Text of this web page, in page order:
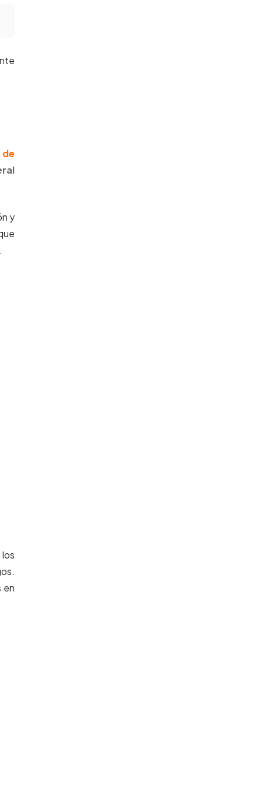
de
y
en